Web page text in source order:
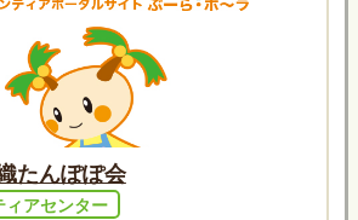
たんぽぽ会
ィアセンター